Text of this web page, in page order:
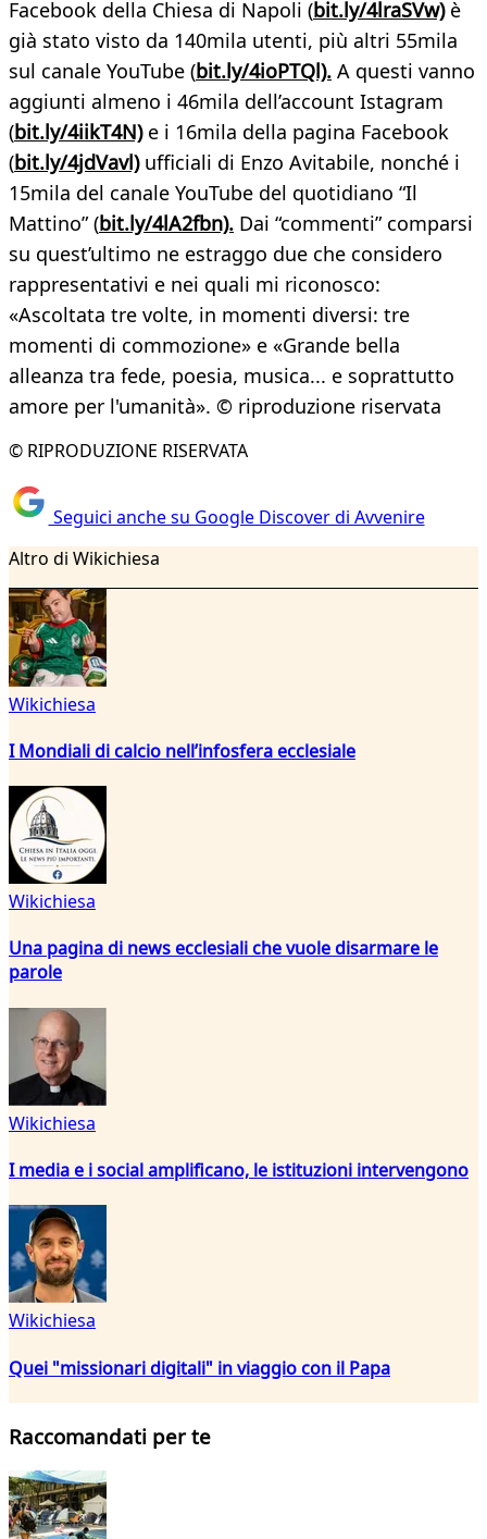
Facebook della Chiesa di Napoli (bit.ly/4lraSVw)è
già stato visto da 140mila utenti, più altri 55mila
sul canale YouTube (bit.ly/4ioPTQl). A questi vanno
aggiunti almeno i 46mila dell’account Istagram
(bit.ly/4iikT4N)e i 16mila della pagina Facebook
(bit.ly/4jdVavl)ufficiali di Enzo Avitabile, nonché i
15mila del canale YouTube del quotidiano “Il
Mattino” (bit.ly/4lA2fbn). Dai “commenti” comparsi
su quest’ultimo ne estraggo due che considero
rappresentativi e nei quali mi riconosco:
«Ascoltata tre volte, in momenti diversi: tre
momenti di commozione» e «Grande bella
alleanza tra fede, poesia, musica... e soprattutto
amore per l'umanità». © riproduzione riservata
© RIPRODUZIONE RISERVATA
Seguici anche su Google Discover di Avvenire
Altro di Wikichiesa
Wikichiesa
I Mondiali di calcio nell’infosfera ecclesiale
Wikichiesa
Una pagina di news ecclesiali che vuole disarmare le
parole
Wikichiesa
I media e i social amplificano, le istituzioni intervengono
Wikichiesa
Quei "missionari digitali" in viaggio con il Papa
Raccomandati per te